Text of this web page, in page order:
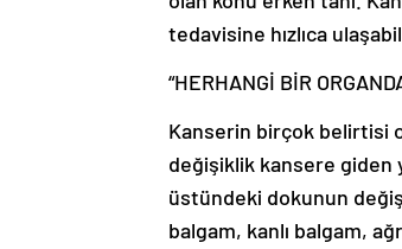
tedavisine hızlıca
“HERHANGİ BİR
Kanserin birçok belirtisi
değişiklik kansere giden
üstündeki dokunun
balgam, kanlı balgam,